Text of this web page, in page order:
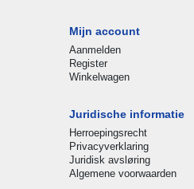
Mijn account
Aanmelden
Register
Winkelwagen
Juridische informatie
Herroepingsrecht
Privacyverklaring
Juridisk avsløring
Algemene voorwaarden